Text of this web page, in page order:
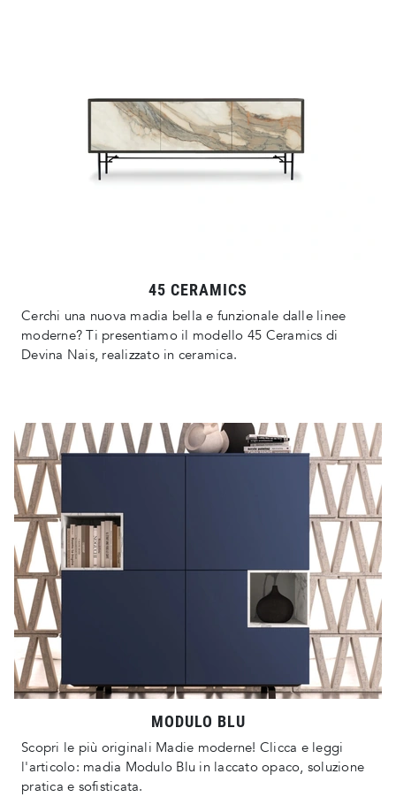
45 CERAMICS
Cerchi una nuova madia bella e funzionale dalle linee
moderne? Ti presentiamo il modello 45 Ceramics di
Devina Nais, realizzato in ceramica.
MODULO BLU
Scopri le più originali Madie moderne! Clicca e leggi
l'articolo: madia Modulo Blu in laccato opaco, soluzione
pratica e sofisticata.